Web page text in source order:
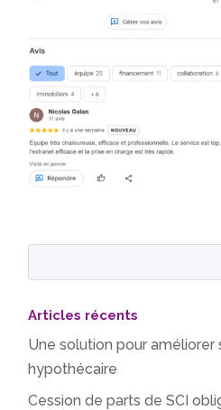
Articles récents
Une solution pour améliorer
hypothécaire
Cession de parts de SCI